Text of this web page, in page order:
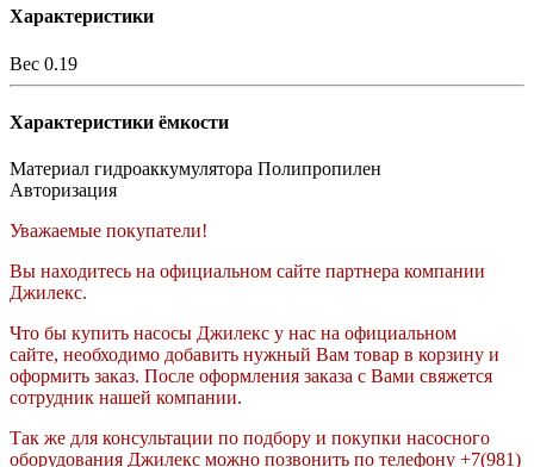
Характеристики
Вес 0.19
Характеристики ёмкости
Материал гидроаккумулятора Полипропилен
Авторизация
Уважаемые покупатели!
Вы находитесь на официальном сайте партнера компании
Джилекс.
Что бы купить насосы Джилекс у нас на официальном
сайте, необходимо добавить нужный Вам товар в корзину и
оформить заказ. После оформления заказа с Вами свяжется
сотрудник нашей компании.
Так же для консультации по подбору и покупки насосного
оборудования Джилекс можно позвонить по телефону +7(981)